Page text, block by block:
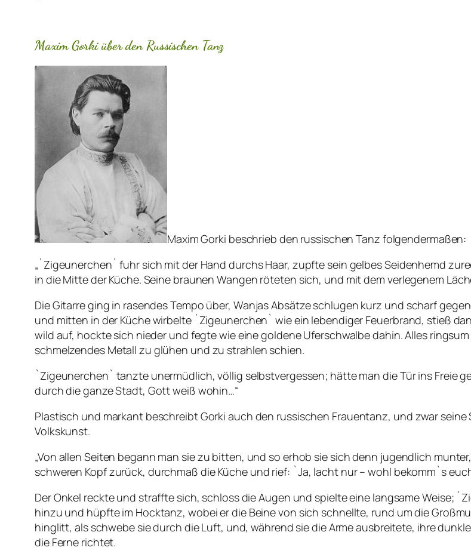
Maxim Gorki über den Russischen Tanz
Maxim Gorki beschrieb den russischen Tanz folgendermaßen:
„`Zigeunerchen` fuhr sich mit der Hand durchs Haar, zupfte sein gelbes Seidenhemd
in die Mitte der Küche. Seine braunen Wangen röteten sich, und mit dem verlegenem
Die Gitarre ging in rasendes Tempo über, Wanjas Absätze schlugen kurz und scharf
und mitten in der Küche wirbelte `Zigeunerchen` wie ein lebendiger Feuerbrand, stieß
wild auf, hockte sich nieder und fegte wie eine goldene Uferschwalbe dahin. Alles
schmelzendes Metall zu glühen und zu strahlen schien.
`Zigeunerchen` tanzte unermüdlich, völlig selbstvergessen; hätte man die Tür ins Freie
durch die ganze Stadt, Gott weiß wohin…“
Plastisch und markant beschreibt Gorki auch den russischen Frauentanz, und zwar
Volkskunst.
„Von allen Seiten begann man sie zu bitten, und so erhob sie sich denn jugendlich
schweren Kopf zurück, durchmaß die Küche und rief: `Ja, lacht nur – wohl bekomm`s
Der Onkel reckte und straffte sich, schloss die Augen und spielte eine langsame Weise;
hinzu und hüpfte im Hocktanz, wobei er die Beine von sich schnellte, rund um die
hinglitt, als schwebe sie durch die Luft, und, während sie die Arme ausbreitete, ihre
die Ferne richtet.